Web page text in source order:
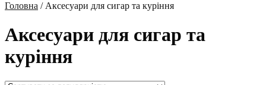
Головна / Аксесуари для сигар та куріння
Аксесуари для сигар та
куріння